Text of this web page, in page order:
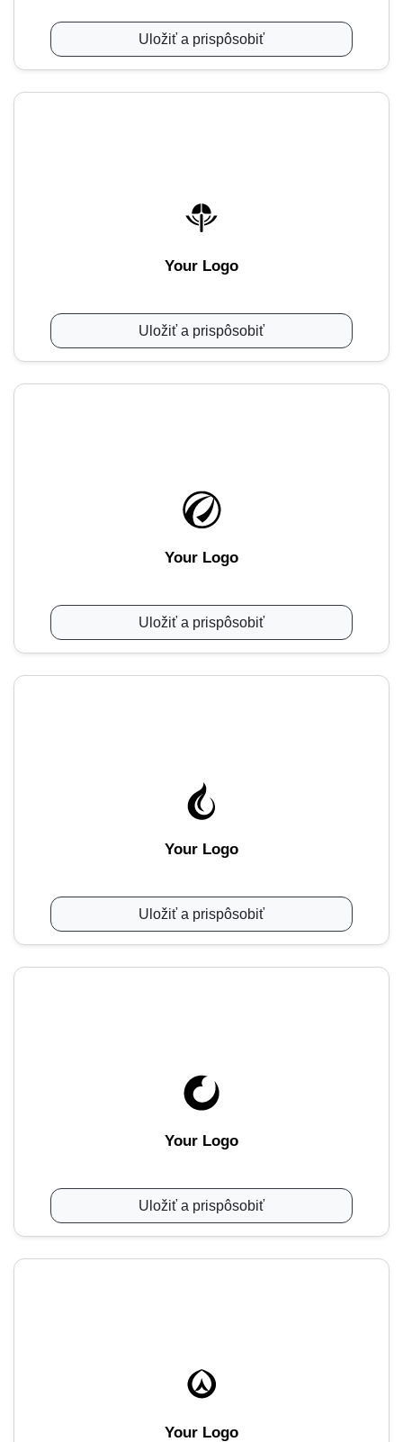
Uložiť a prispôsobiť
Your Logo
Uložiť a prispôsobiť
Your Logo
Uložiť a prispôsobiť
Your Logo
Uložiť a prispôsobiť
Your Logo
Uložiť a prispôsobiť
Your Logo